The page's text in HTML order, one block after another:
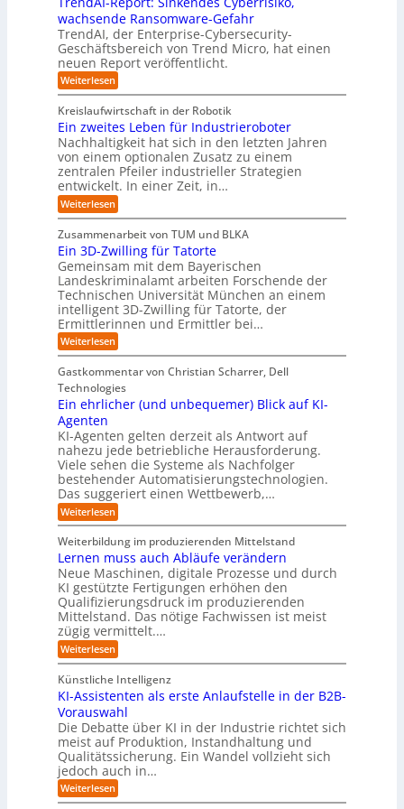
n
g
e
n
o
m
a
t
i
s
i
e
r
u
n
g
s
s
E
c
o
s
y
s
t
e
m
o
n
F
o
r
m
w
a
y
s
b
e
i
w
e
i
t
e
r
e
n
g
e
g
e
n
b
e
n
i
c
-
e
u
r
o
p
ä
c
h
n
R
o
u
t
e
H
e
r
s
t
e
l
r
n
e
i
d
e
r
O
r
i
e
n
i
e
r
u
n
g
d
u
s
t
r
i
a
l
A
I
i
n
S
P
:
W
i
e
s
a
u
b
e
r
e
D
a
e
n
K
I
P
r
o
j
e
k
t
e
i
d
e
r
I
n
d
u
s
t
r
e
e
r
m
ö
g
l
i
c
wachsende Ransomware-Gefahr
TrendAI, der Enterprise-Cybersecurity-
Geschäftsbereich von Trend Micro, hat einen
neuen Report veröffentlicht.
Weiterlesen:
T
r
e
n
d
A
-
R
e
p
o
t
:
S
i
n
k
e
n
d
e
C
y
e
r
r
i
s
i
k
o
w
a
c
h
s
e
n
d
e
R
a
n
s
o
m
w
a
r
e
-
G
Kreislaufwirtschaft in der Robotik
Ein zweites Leben für Industrieroboter
Nachhaltigkeit hat sich in den letzten Jahren
von einem optionalen Zusatz zu einem
zentralen Pfeiler industrieller Strategien
entwickelt. In einer Zeit, in…
Weiterlesen:
E
n
z
w
e
i
t
e
s
L
e
e
n
f
I
n
d
u
s
t
r
e
r
o
b
o
t
e
r
Zusammenarbeit von TUM und BLKA
Ein 3D-Zwilling für Tatorte
Gemeinsam mit dem Bayerischen
Landeskriminalamt arbeiten Forschende der
Technischen Universität München an einem
intelligent 3D-Zwilling für Tatorte, der
Ermittlerinnen und Ermittler bei…
Weiterlesen:
E
n
3
D
w
i
l
l
i
n
g
f
ü
r
T
a
t
o
r
t
e
Gastkommentar von Christian Scharrer, Dell
Technologies
Ein ehrlicher (und unbequemer) Blick auf KI-
Agenten
KI-Agenten gelten derzeit als Antwort auf
nahezu jede betriebliche Herausforderung.
Viele sehen die Systeme als Nachfolger
bestehender Automatisierungstechnologien.
Das suggeriert einen Wettbewerb,…
Weiterlesen:
E
n
e
h
r
l
i
c
h
e
r
u
n
d
u
n
b
e
q
u
e
Weiterbildung im produzierenden Mittelstand
Lernen muss auch Abläufe verändern
Neue Maschinen, digitale Prozesse und durch
KI gestützte Fertigungen erhöhen den
Qualifizierungsdruck im produzierenden
Mittelstand. Das nötige Fachwissen ist meist
zügig vermittelt.…
Weiterlesen:
L
e
r
n
e
n
m
u
s
s
a
u
Künstliche Intelligenz
KI-Assistenten als erste Anlaufstelle in der B2B-
Vorauswahl
Die Debatte über KI in der Industrie richtet sich
meist auf Produktion, Instandhaltung und
Qualitätssicherung. Ein Wandel vollzieht sich
jedoch auch in…
Weiterlesen:
K